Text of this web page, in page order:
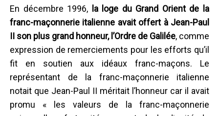
En décembre 1996,
la loge du Grand Orient de la
franc-maçonnerie italienne avait offert à Jean-Paul
II son plus grand honneur, l’Ordre de Galilée, comme
expression de remerciements pour les efforts qu’il
fit en soutien aux idéaux franc-maçons. Le
représentant de la franc-maçonnerie italienne
notait que Jean-Paul II méritait l’honneur car il avait
promu « les valeurs de la franc-maçonnerie